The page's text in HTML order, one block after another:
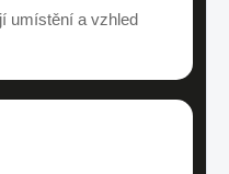
umístění a vzhled